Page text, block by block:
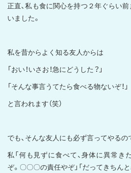
正直、私も食に関心を持つ２年ぐらい
いました。
私を昔からよく知る友人からは
「おい！いさお！急にどうした？」
「そんな事言うてたら食べる物ないぞ！」
と言われます（笑）
でも、そんな友人にも必ず言ってやるの
私「何も見ずに食べて、身体に異常
ぞ。〇〇〇の責任やぞ」「だってきちん